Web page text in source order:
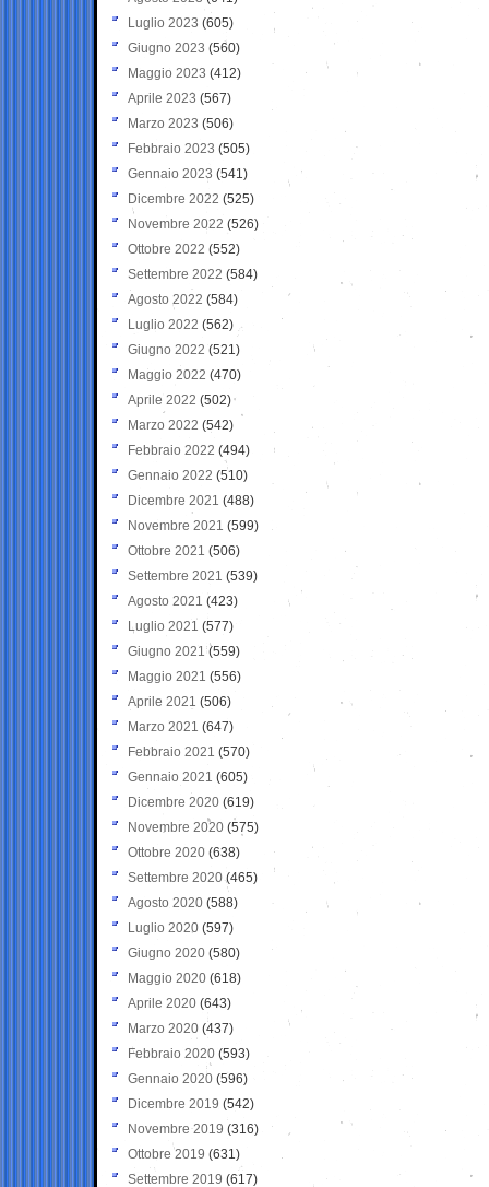
Luglio 2023 (605)
Giugno 2023 (560)
Maggio 2023 (412)
Aprile 2023 (567)
Marzo 2023 (506)
Febbraio 2023 (505)
Gennaio 2023 (541)
Dicembre 2022 (525)
Novembre 2022 (526)
Ottobre 2022 (552)
Settembre 2022 (584)
Agosto 2022 (584)
Luglio 2022 (562)
Giugno 2022 (521)
Maggio 2022 (470)
Aprile 2022 (502)
Marzo 2022 (542)
Febbraio 2022 (494)
Gennaio 2022 (510)
Dicembre 2021 (488)
Novembre 2021 (599)
Ottobre 2021 (506)
Settembre 2021 (539)
Agosto 2021 (423)
Luglio 2021 (577)
Giugno 2021(559)
Maggio 2021 (556)
Aprile 2021 (506)
Marzo 2021 (647)
Febbraio 2021 (570)
Gennaio 2021 (605)
Dicembre 2020 (619)
Novembre 2020 (575)
Ottobre 2020 (638)
Settembre 2020(465)
Agosto 2020 (588)
Luglio 2020 (597)
Giugno 2020 (580)
Maggio 2020 (618)
Aprile 2020 (643)
Marzo 2020 (437)
Febbraio 2020 (593)
Gennaio 2020 (596)
Dicembre 2019 (542)
Novembre 2019 (316)
Ottobre 2019 (631)
Settembre 2019 (617)